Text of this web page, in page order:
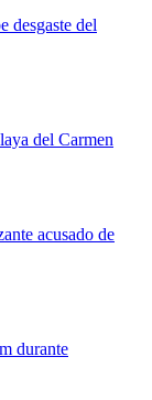
desgaste del
del Carmen
acusado de
durante